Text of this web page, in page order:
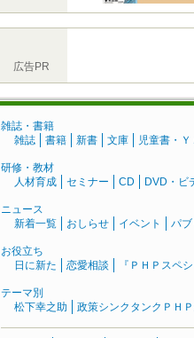
広告PR
雑誌・書籍
雑誌
書籍 新書 文庫 児童書・Ｙ
研修・教材
人材育成
セミナー CD DVD・ビ
ニュース
新着一覧
おしらせ イベント パブ
お役立ち
日に新た
恋愛相談 『ＰＨＰスペ
テーマ別
松下幸之助
政策シンクタンクＰＨ